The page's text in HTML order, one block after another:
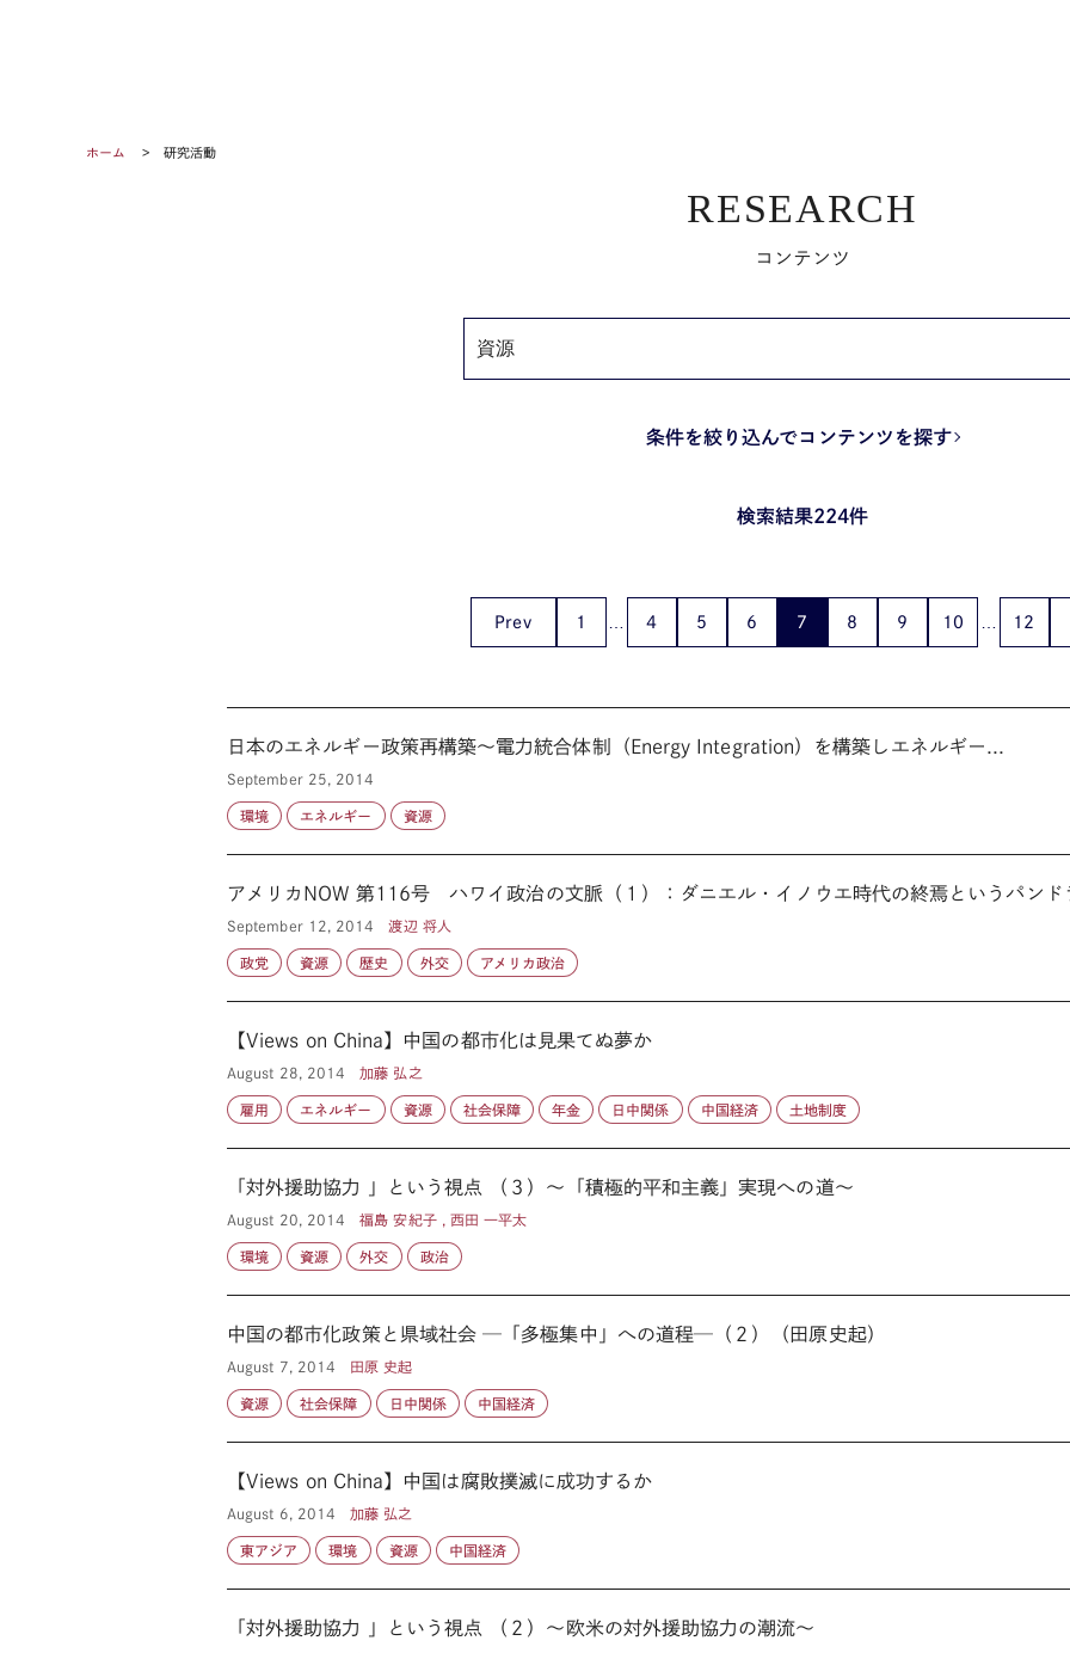
ホーム 研究活動
RESEARCH
コンテンツ
条件を絞り込んでコンテンツを探す
検索結果224件
Prev 1 4 5 6 7 8 9 10 12
日本のエネルギー政策再構築～電力統合体制（Energy Integration）を構築しエネルギー...
September 25, 2014
環境 エネルギー 資源
アメリカNOW 第116号 ハワイ政治の文脈（１）：ダニエル・イノウエ時代の終焉というパンド
September 12, 2014 渡辺 将人
政党 資源 歴史 外交 アメリカ政治
【Views on China】中国の都市化は見果てぬ夢か
August 28, 2014 加藤 弘之
雇用 エネルギー 資源 社会保障 年金 日中関係 中国経済 土地制度
「対外援助協力 」という視点 （３）～「積極的平和主義」実現への道～
August 20, 2014 福島 安紀子 , 西田 一平太
環境 資源 外交 政治
中国の都市化政策と県域社会 ─「多極集中」への道程─（２）（田原史起）
August 7, 2014 田原 史起
資源 社会保障 日中関係 中国経済
【Views on China】中国は腐敗撲滅に成功するか
August 6, 2014 加藤 弘之
東アジア 環境 資源 中国経済
「対外援助協力 」という視点 （２）～欧米の対外援助協力の潮流～